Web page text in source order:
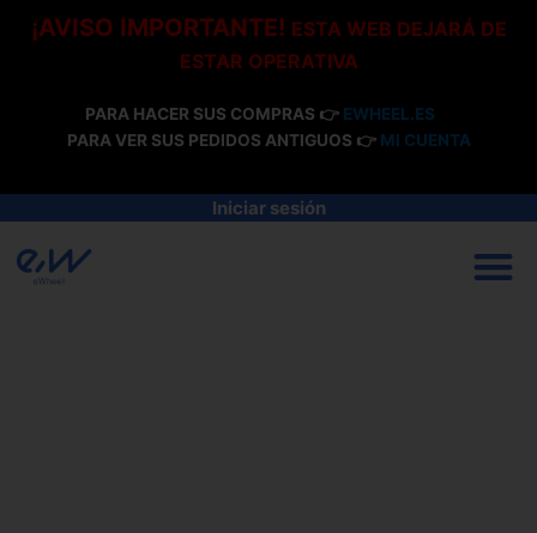
¡AVISO IMPORTANTE! ESTA WEB DEJARÁ DE
ESTAR OPERATIVA
PARA HACER SUS COMPRAS 👉 EWHEEL.ES
PARA VER SUS PEDIDOS ANTIGUOS 👉 MI CUENTA
Iniciar sesión